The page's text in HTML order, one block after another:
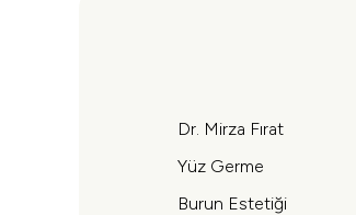
Dr. Mirza Fırat
Yüz Germe
Burun Estetiği